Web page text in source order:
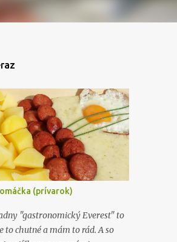
(prívarok)
"gastronomický Everest" to
to chutné a mám to rád. A so